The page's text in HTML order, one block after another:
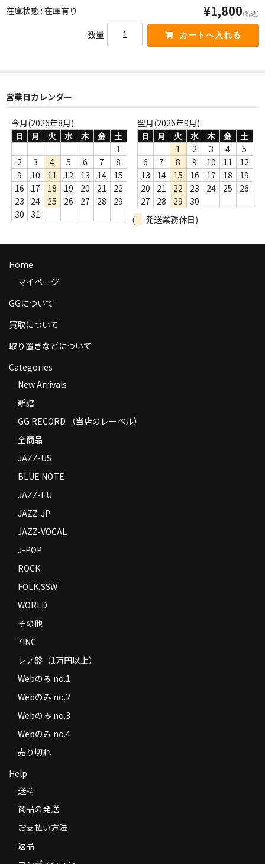
お支払い方法
返品
コンディション
Privacy Policy
特定商取引法に基づく表示
在庫状態 : 在庫有り ¥1,800(税込)
数量
営業日カレンダー
今月(2026年8月)
日
月 火 水 木 金
土
1
2
3 4 5 6 7
8
9
10 11 12 13 14
15
16
17 18 19 20 21
22
23
24 25 26 27 28
29
30
31
翌月(2026年9月)
日
月 火 水 木 金
土
1
2 3 4
5
6
7 8 9 10 11
12
13
14 15 16 17 18
19
20
21 22 23 24 25
26
27
28 29
30
(
発送業務休日)
Home
マイページ
GGについて
買取について
取り置きなどについて
Categories
New Arrivals
新譜
GG RECORD （当店のレーベル）
全商品
JAZZ-US
BLUE NOTE
JAZZ-EU
JAZZ-JP
JAZZ-VOCAL
J-POP
ROCK
FOLK,SSW
WORLD
その他
7INC
レア盤（1万円以上）
Webのみ no.1
Webのみ no.2
Webのみ no.3
Webのみ no.4
売り切れ
Help
送料
商品の発送
お支払い方法
返品